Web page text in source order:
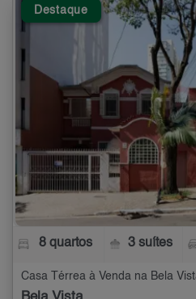
Destaque
8 quartos 3 suítes
Casa Térrea à Venda na Bela